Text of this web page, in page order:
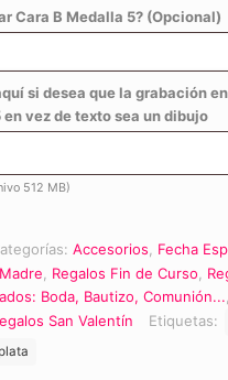
Cara B Medalla 5? (Opcional)
si desea que la grabación en
vez de texto sea un dibujo
512 MB)
Accesorios Fecha
Regalos Fin de Curso
Boda, Bautizo, Comunión...
San Valentín Etiquetas: